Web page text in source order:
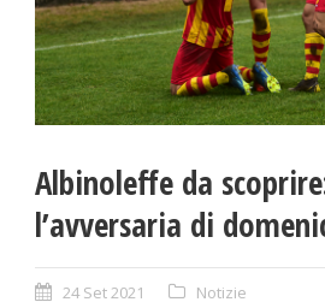
Albinoleffe da
l’avversaria di
24 Set 2021 Notizie